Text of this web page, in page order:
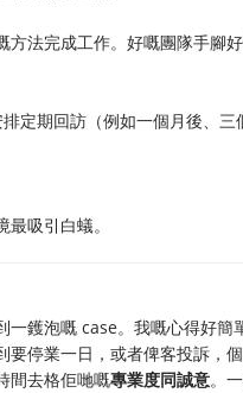
法完成工作。好嘅團隊手腳
定期回訪（例如一個月後、
吸引白蟻。
鑊泡嘅 case。我嘅心得好簡
停業一日，或者俾客投訴，個
間去格佢哋嘅專業度同誠意。